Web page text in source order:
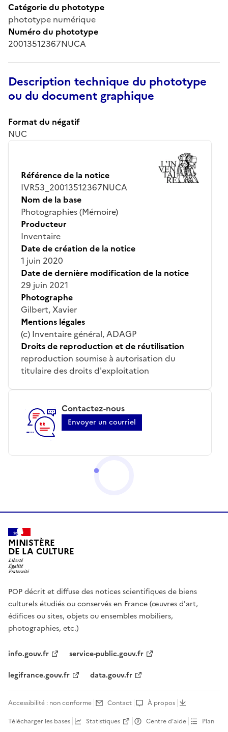
Catégorie du phototype
phototype numérique
Numéro du phototype
20013512367NUCA
Description technique du phototype
ou du document graphique
Format du négatif
NUC
Référence de la notice
IVR53_20013512367NUCA
Nom de la base
Photographies (Mémoire)
Producteur
Inventaire
Date de création de la notice
1 juin 2020
Date de dernière modification de la notice
29 juin 2021
Photographe
Gilbert, Xavier
Mentions légales
(c) Inventaire général, ADAGP
Droits de reproduction et de réutilisation
reproduction soumise à autorisation du
titulaire des droits d'exploitation
Contactez-nous
Envoyer un courriel
MINISTÈRE
DE LA CULTURE
POP décrit et diffuse des notices scientifiques de biens
culturels étudiés ou conservés en France (œuvres d'art,
édifices ou sites, objets ou ensembles mobiliers,
photographies, etc.)
info.gouv.fr
service-public.gouv.fr
legifrance.gouv.fr
data.gouv.fr
Accessibilité : non conforme Contact
À propos
Télécharger les bases
Statistiques Centre d’aide Plan